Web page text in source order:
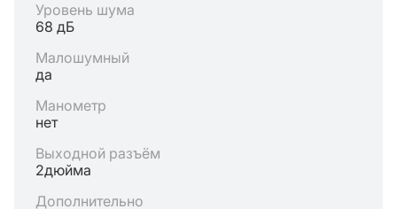
Уровень шума
68 дБ
Малошумный
да
Манометр
нет
Выходной разъём
2дюйма
Дополнительно